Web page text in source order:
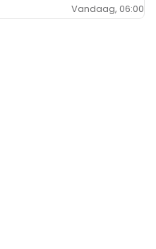
Vandaag, 06:00